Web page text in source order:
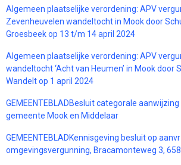
Algemeen plaatselijke verordening: APV
Zevenheuvelen wandeltocht in Mook door
Groesbeek op 13 t/m 14 april 2024
Algemeen plaatselijke verordening: APV
wandeltocht ‘Acht van Heumen’ in Mook door
Wandelt op 1 april 2024
GEMEENTEBLADBesluit categorale
gemeente Mook en Middelaar
GEMEENTEBLADKennisgeving besluit op
omgevingsvergunning, Bracamonteweg 3,